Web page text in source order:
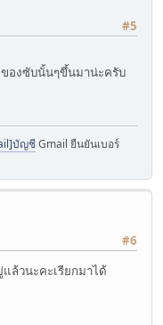
#5
ของซับนั้นๆขึ้นมาน่ะครับ
บัญชีGmail ยืนยันเบอร์
#6
ล้วนะคะเรียกมาได้